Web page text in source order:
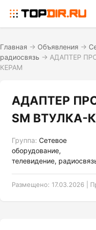
Главная → Объявления →
радиосвязь → АДАПТЕР
КЕРАМ
АДАПТЕР
SM ВТУЛКА-
Группа: Сетевое
оборудование,
телевидение,
Размещено: 17.03.2026 |